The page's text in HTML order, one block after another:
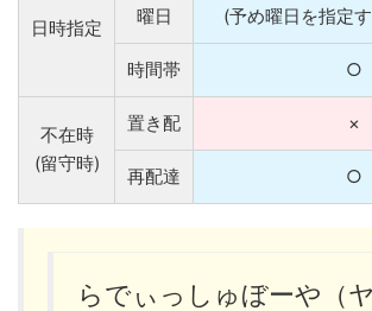
日時指定
曜日
(予め曜日を指定
時間帯 ○
不在時
(留守時)
置き配 ×
再配達 ○
らでぃっしゅぼーや（